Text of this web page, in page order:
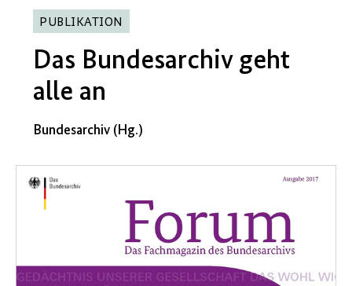
PUBLIKATION
Das Bundesarchiv geht
alle an
Bundesarchiv (Hg.)